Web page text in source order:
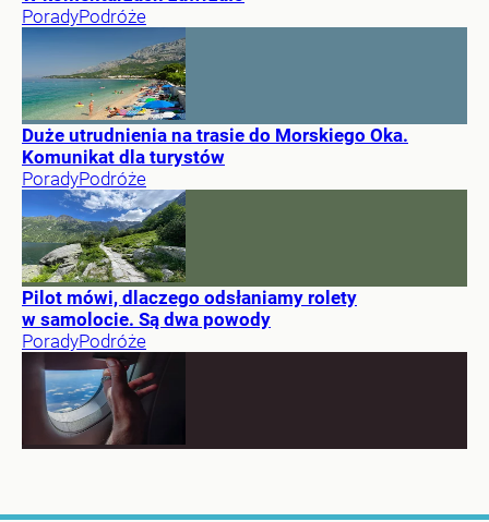
PoradyPodróże
Duże utrudnienia na trasie do Morskiego Oka.
Komunikat dla turystów
PoradyPodróże
Pilot mówi, dlaczego odsłaniamy rolety
w samolocie. Są dwa powody
PoradyPodróże